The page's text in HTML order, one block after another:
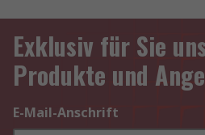
Exklusiv für Sie
Produkte und
E-Mail-Anschrift